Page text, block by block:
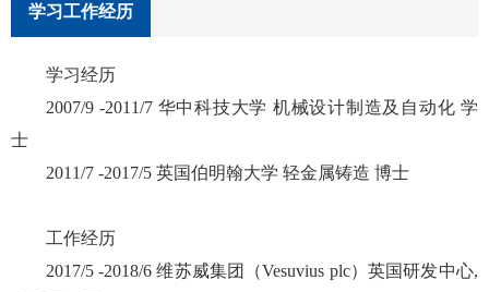
学习工作经历
学习经历
2007/9 -2011/7 华中科技大学 机械设计制造及自动化 学
士
2011/7 -2017/5 英国伯明翰大学 轻金属铸造 博士
工作经历
2017/5 -2018/6 维苏威集团（Vesuvius plc）英国研发中心,